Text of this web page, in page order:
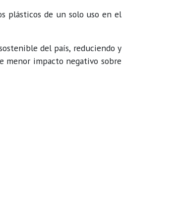
plásticos de un solo uso en el
del país, reduciendo y
menor impacto negativo sobre